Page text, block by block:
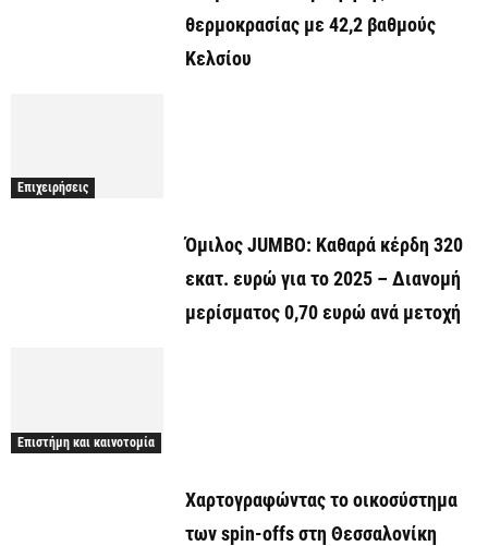
θερμοκρασίας με 42,2 βαθμούς
Κελσίου
Επιχειρήσεις
Όμιλος JUMBO: Καθαρά κέρδη 320
εκατ. ευρώ για το 2025 – Διανομή
μερίσματος 0,70 ευρώ ανά μετοχή
Επιστήμη και καινοτομία
Χαρτογραφώντας το οικοσύστημα
των spin-offs στη Θεσσαλονίκη